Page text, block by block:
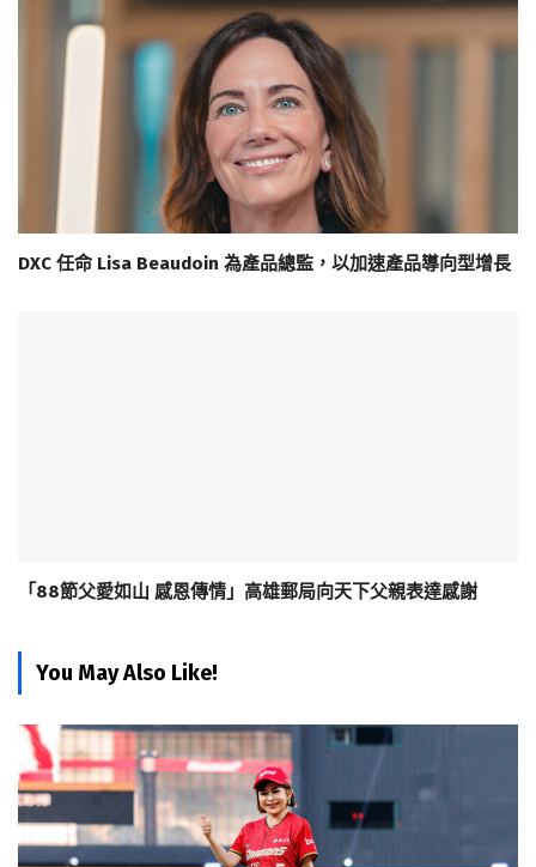
DXC 任命 Lisa Beaudoin 為產品總監，以加速產品導向型增長
「88節父愛如山 感恩傳情」高雄郵局向天下父親表達感謝
You May Also Like!